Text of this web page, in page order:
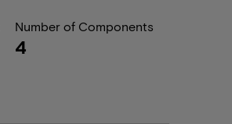
Number of Components
4